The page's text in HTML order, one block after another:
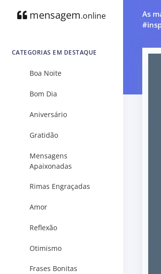
mensagem.online
CATEGORIAS EM DESTAQUE
Boa Noite
Bom Dia
Aniversário
Gratidão
Mensagens
Apaixonadas
Rimas Engraçadas
Amor
Reflexão
Otimismo
Frases Bonitas
As